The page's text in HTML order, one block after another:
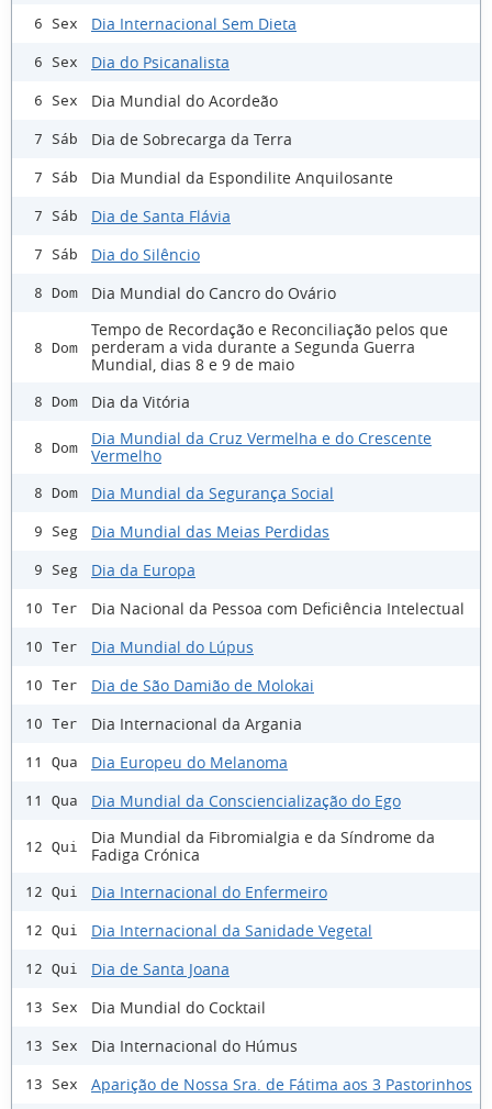
6 Sex Dia Internacional Sem Dieta
6 Sex Dia do Psicanalista
6 Sex Dia Mundial do Acordeão
7 Sáb Dia de Sobrecarga da Terra
7 Sáb Dia Mundial da Espondilite Anquilosante
7 Sáb Dia de Santa Flávia
7 Sáb Dia do Silêncio
8 Dom Dia Mundial do Cancro do Ovário
8 Dom
Tempo de Recordação e Reconciliação pelos que
perderam a vida durante a Segunda Guerra
Mundial, dias 8 e 9 de maio
8 Dom Dia da Vitória
8 Dom
Dia Mundial da Cruz Vermelha e do Crescente
Vermelho
8 Dom Dia Mundial da Segurança Social
9 Seg Dia Mundial das Meias Perdidas
9 Seg Dia da Europa
10 Ter Dia Nacional da Pessoa com Deficiência Intelectual
10 Ter Dia Mundial do Lúpus
10 Ter Dia de São Damião de Molokai
10 Ter Dia Internacional da Argania
11 Qua Dia Europeu do Melanoma
11 Qua Dia Mundial da Consciencialização do Ego
12 Qui
Dia Mundial da Fibromialgia e da Síndrome da
Fadiga Crónica
12 Qui Dia Internacional do Enfermeiro
12 Qui Dia Internacional da Sanidade Vegetal
12 Qui Dia de Santa Joana
13 Sex Dia Mundial do Cocktail
13 Sex Dia Internacional do Húmus
13 Sex Aparição de Nossa Sra. de Fátima aos 3 Pastorinhos